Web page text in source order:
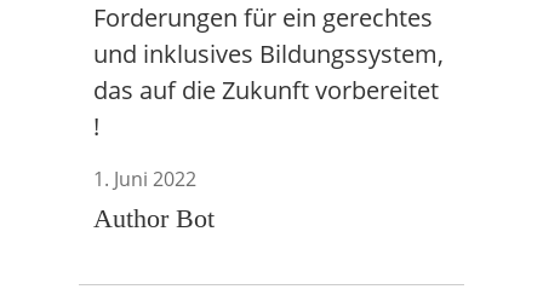
Forderungen für ein gerechtes
und inklusives Bildungssystem,
das auf die Zukunft vorbereitet
!
1. Juni 2022
Author Bot